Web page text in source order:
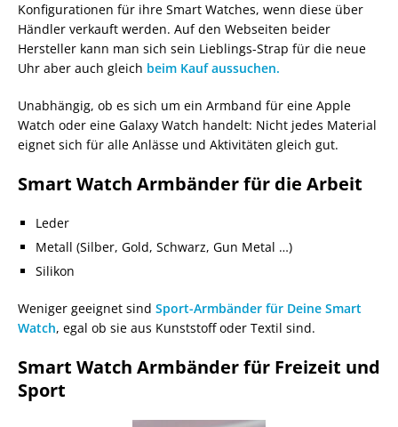
Konfigurationen für ihre Smart Watches, wenn diese über
Händler verkauft werden. Auf den Webseiten beider
Hersteller kann man sich sein Lieblings-Strap für die neue
Uhr aber auch gleich beim Kauf aussuchen.
Unabhängig, ob es sich um ein Armband für eine Apple
Watch oder eine Galaxy Watch handelt: Nicht jedes Material
eignet sich für alle Anlässe und Aktivitäten gleich gut.
Smart Watch Armbänder für die Arbeit
Leder
Metall (Silber, Gold, Schwarz, Gun Metal …)
Silikon
Weniger geeignet sind Sport-Armbänder für Deine Smart
Watch, egal ob sie aus Kunststoff oder Textil sind.
Smart Watch Armbänder für Freizeit und
Sport